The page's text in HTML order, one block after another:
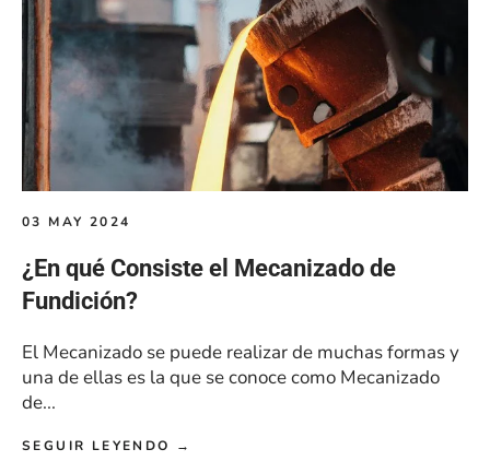
03 MAY 2024
¿En qué Consiste el Mecanizado de
Fundición?
El Mecanizado se puede realizar de muchas formas y
una de ellas es la que se conoce como Mecanizado
de...
SEGUIR LEYENDO →